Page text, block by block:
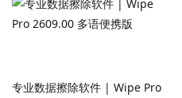
专业数据擦除软件 | Wipe Pro